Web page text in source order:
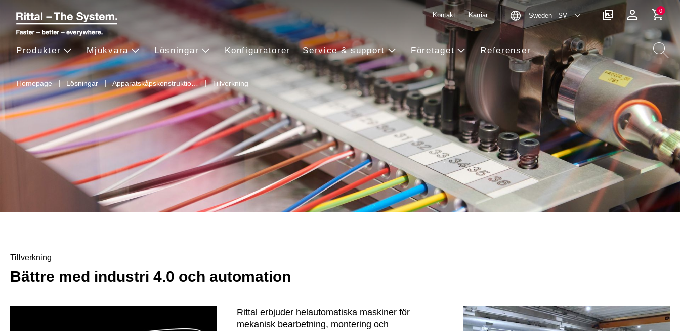
Homepage Lösningar Apparatskåpskonstruktio… Tillverkning
Produkter Mjukvara Lösningar Konfiguratorer Service & support Företaget Referenser
Kontakt Karriär Sweden SV
0
Tillverkning
Bättre med industri 4.0 och automation
Rittal erbjuder helautomatiska maskiner för
mekanisk bearbetning, montering och